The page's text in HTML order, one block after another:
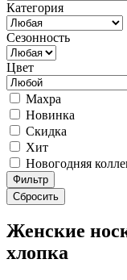
Категория
Сезонность
Цвет
Махра
Новинка
Скидка
Хит
Новогодняя
Фильтр
Сбросить
Женские
хлопка